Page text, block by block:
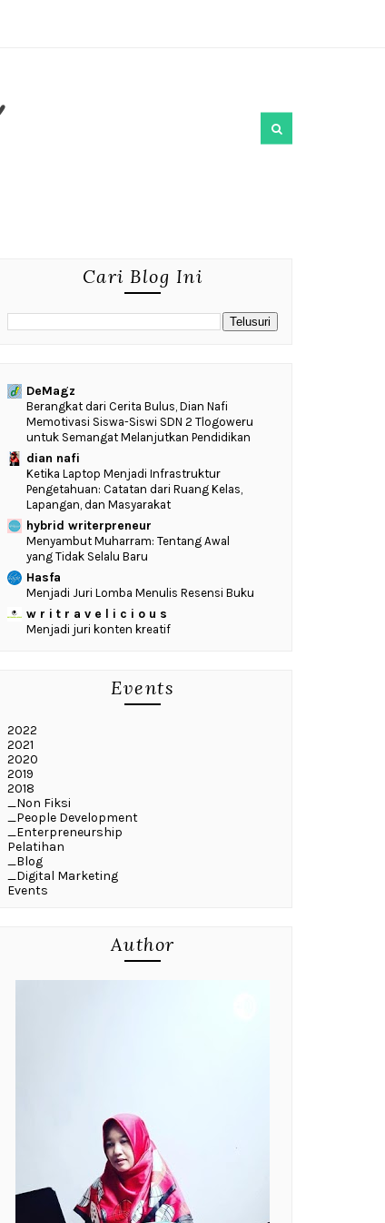
Cari Blog Ini
DeMagz
‎Berangkat dari Cerita Bulus, Dian Nafi
Memotivasi Siswa-Siswi SDN 2 Tlogoweru
untuk Semangat Melanjutkan Pendidikan
dian nafi
Ketika Laptop Menjadi Infrastruktur
Pengetahuan: Catatan dari Ruang Kelas,
Lapangan, dan Masyarakat
hybrid writerpreneur
Menyambut Muharram: Tentang Awal
yang Tidak Selalu Baru
Hasfa
Menjadi Juri Lomba Menulis Resensi Buku
w r i t r a v e l i c i o u s
Menjadi juri konten kreatif
Events
2022
2021
2020
2019
2018
_Non Fiksi
_People Development
_Enterpreneurship
Pelatihan
_Blog
_Digital Marketing
Events
Author